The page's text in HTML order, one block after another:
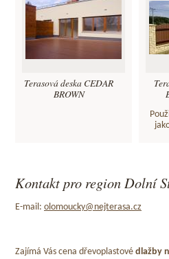
Terasová deska CEDAR
BROWN
Kontakt pro region Dolní
E-mail: olomoucky@nejterasa.cz
Zajímá Vás cena dřevoplastové dlažby